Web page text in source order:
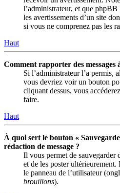
l’administrateur, et que
les avertissements d’un site
si vous ne comprenez pas les
Haut
Comment rapporter des messages
Si l’administrateur l’a permis,
vous devriez voir un bouton
cliquant dessus, vous
faire.
Haut
À quoi sert le bouton «
rédaction de message ?
Il vous permet de sauvegarder
et de les poster ultérieurement.
le panneau de l’utilisateur
brouillons).